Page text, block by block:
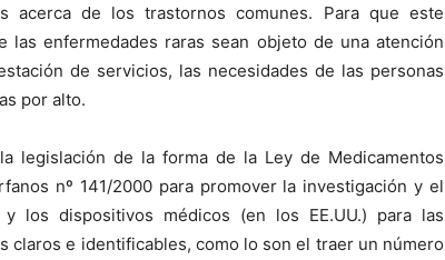
acerca de los trastornos comunes. Para que este
enfermedades raras sean objeto de una atención
de servicios, las necesidades de las personas
por alto.
legislación de la forma de la Ley de Medicamentos
nº 141/2000 para promover la investigación y el
los dispositivos médicos (en los EE.UU.) para las
claros e identificables, como lo son el traer un número